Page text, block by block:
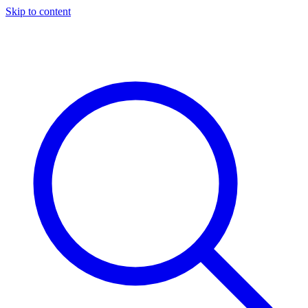
Skip to content